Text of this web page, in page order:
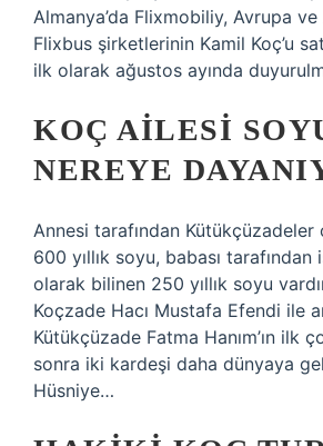
Almanya’da Flixmobiliy, Avrupa ve
Flixbus şirketlerinin Kamil Koç’u
ilk olarak ağustos ayında
KOÇ AILESI
NEREYE
Annesi tarafından
600 yıllık soyu, babası
olarak bilinen 250 yıllık soyu
Koçzade Hacı Mustafa Efendi ile
Kütükçüzade Fatma Hanım’ın ilk
sonra iki kardeşi daha dünyaya
Hüsniye…